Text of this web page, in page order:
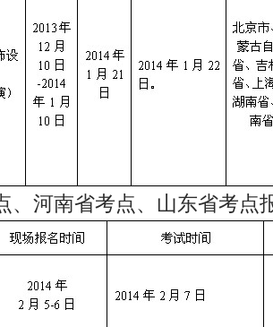
河南省考点、山东省考点